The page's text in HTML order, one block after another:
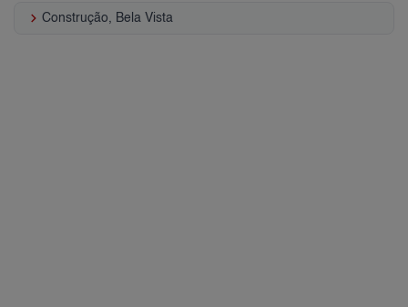
keyboard_arrow_right Construção, Bela Vista